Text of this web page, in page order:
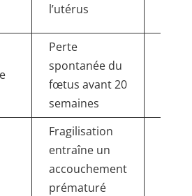
l’utérus
Perte
spontanée du
fœtus avant 20
semaines
Fragilisation
entraîne un
accouchement
prématuré